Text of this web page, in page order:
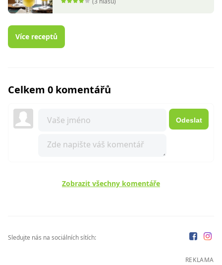
Více receptů
Celkem 0 komentářů
Odeslat
Zobrazit všechny komentáře
Sledujte nás na sociálních sítích:
REKLAMA